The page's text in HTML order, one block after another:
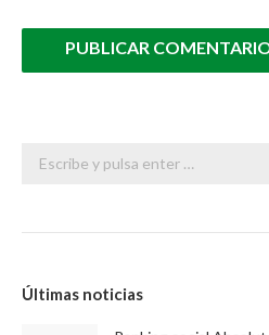
PUBLICAR
Buscar:
Últimas noticias